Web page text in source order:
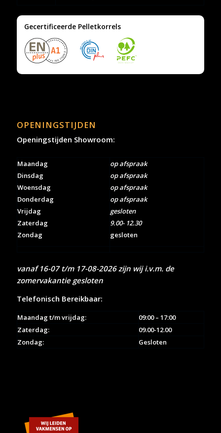
Gecertificeerde Pelletkorrels
OPENINGSTIJDEN
Openingstijden Showroom:
Maandag
Dinsdag
Woensdag
Donderdag
Vrijdag
Zaterdag
Zondag
op afspraak
op afspraak
op afspraak
op afspraak
gesloten
9.00- 12.30
gesloten
vanaf 16-07 t/m 17-08-2026 zijn wij i.v.m. de
zomervakantie gesloten
Telefonisch Bereikbaar:
Maandag t/m vrijdag:
09:00 – 17:00
Zaterdag:
09.00-12.00
Zondag:
Gesloten